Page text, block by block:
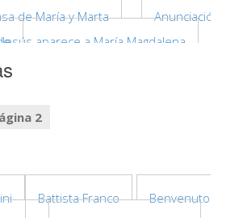
Reserve una visita guiada
Sólo billetes con entrada rápida
中文
de María y Marta
Anunciación
Jesús aparece a María Magdalena
2
Battista Franco
Benvenuto Tisi